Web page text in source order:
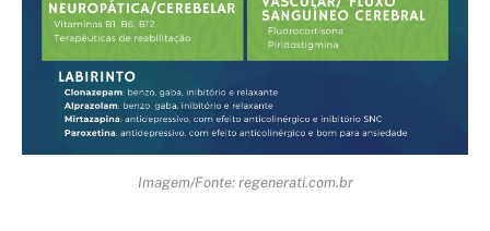
Imagem/Fonte: regenerati.com.br